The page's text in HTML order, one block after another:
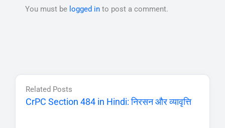
You must be logged in to post a comment.
Related Posts
CrPC Section 484 in Hindi: निरसन और व्यावृत्ति